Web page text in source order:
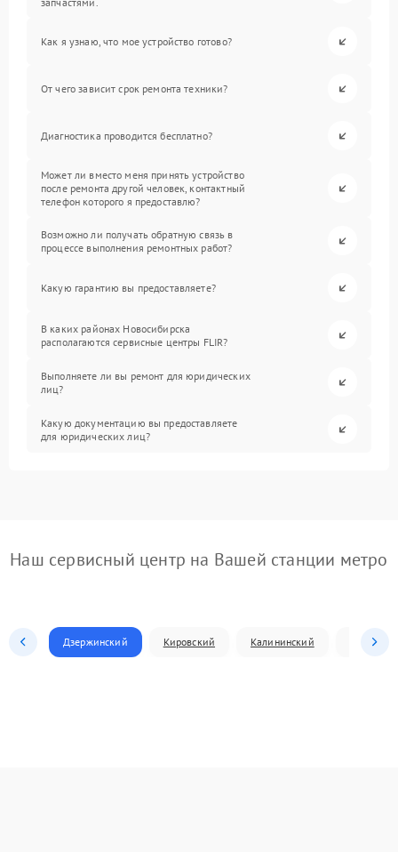
Как я узнаю, что мое устройство готово?
От чего зависит срок ремонта техники?
Диагностика проводится бесплатно?
Может ли вместо меня принять устройство
после ремонта другой человек, контактный
телефон которого я предоставлю?
Возможно ли получать обратную связь в
процессе выполнения ремонтных работ?
Какую гарантию вы предоставляете?
В каких районах Новосибирска
располагаются сервисные центры FLIR?
Выполняете ли вы ремонт для юридических
лиц?
Какую документацию вы предоставляете
для юридических лиц?
Наш сервисный центр на Вашей станции метро
Дзержинский Кировский Калининский